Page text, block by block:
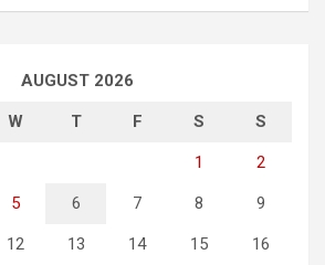
AUGUST 2026
W T F S S
1 2
5 6 7 8 9
12 13 14 15 16